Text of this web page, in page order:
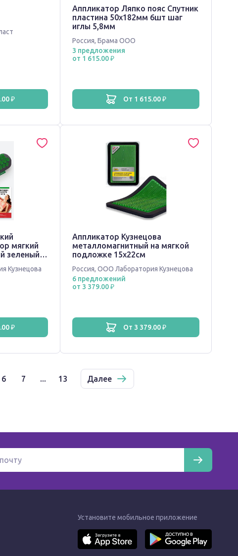
₽
Аппликатор Ляпко пояс Спутник
пластина 50х182мм 6шт шаг
иглы 5,8мм
Россия,Брама ООО
3 предложения
от 1 615.00 ₽
от 1 615.00 ₽
мягкий
зеленый
Кузнецова
₽
Аппликатор Кузнецова
металломагнитный на мягкой
подложке 15х22см
Россия,ООО Лаборатория Кузнецова
6 предложений
от 3 379.00 ₽
от 3 379.00 ₽
6 7 ... 13 Далее
Установите мобильное приложение